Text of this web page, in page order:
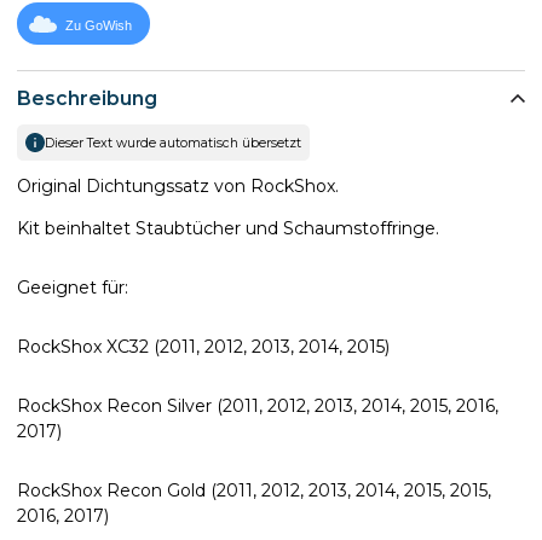
Beschreibung
Dieser Text wurde automatisch übersetzt
Original Dichtungssatz von RockShox.
Kit beinhaltet Staubtücher und Schaumstoffringe.
Geeignet für:
RockShox XC32 (2011, 2012, 2013, 2014, 2015)
RockShox Recon Silver (2011, 2012, 2013, 2014, 2015, 2016,
2017)
RockShox Recon Gold (2011, 2012, 2013, 2014, 2015, 2015,
2016, 2017)
Zu GoWish